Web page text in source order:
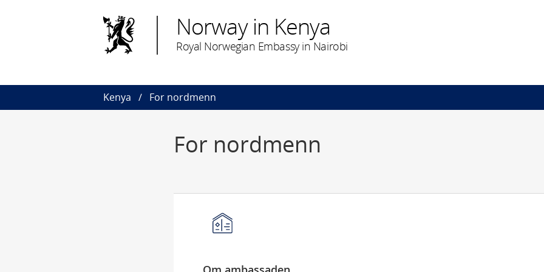
Norway in Kenya
Royal Norwegian Embassy in Nairobi
Kenya For nordmenn
For nordmenn